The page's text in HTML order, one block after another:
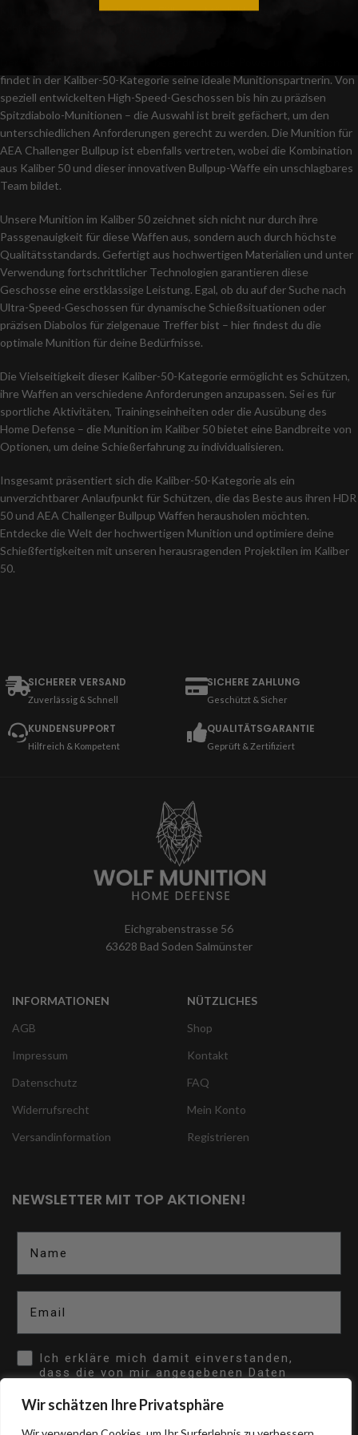
Wir schätzen Ihre Privatsphäre
Munitionskategorie bietet eine Fülle von Möglichkeiten, um deine
findet in der Kaliber-50-Kategorie seine ideale Munitionspartnerin. Von
speziell entwickelten High-Speed-Geschossen bis hin zu präzisen
Spitzdiabolo-Munitionen – die Auswahl ist breit gefächert, um den
unterschiedlichen Anforderungen gerecht zu werden. Die Munition für
AEA Challenger Bullpup ist ebenfalls vertreten, wobei die Kombination
aus Kaliber 50 und dieser innovativen Bullpup-Waffe ein unschlagbares
Team bildet.
Unsere Munition im Kaliber 50 zeichnet sich nicht nur durch ihre
Passgenauigkeit für diese Waffen aus, sondern auch durch höchste
Qualitätsstandards. Gefertigt aus hochwertigen Materialien und unter
Verwendung fortschrittlicher Technologien garantieren diese
Geschosse eine erstklassige Leistung. Egal, ob du auf der Suche nach
Ultra-Speed-Geschossen für dynamische Schießsituationen oder
präzisen Diabolos für zielgenaue Treffer bist – hier findest du die
optimale Munition für deine Bedürfnisse.
Die Vielseitigkeit dieser Kaliber-50-Kategorie ermöglicht es Schützen,
ihre Waffen an verschiedene Anforderungen anzupassen. Sei es für
sportliche Aktivitäten, Trainingseinheiten oder die Ausübung des
Home Defense – die Munition im Kaliber 50 bietet eine Bandbreite von
Optionen, um deine Schießerfahrung zu individualisieren.
Insgesamt präsentiert sich die Kaliber-50-Kategorie als ein
unverzichtbarer Anlaufpunkt für Schützen, die das Beste aus ihren HDR
50 und AEA Challenger Bullpup Waffen herausholen möchten.
Entdecke die Welt der hochwertigen Munition und optimiere deine
Schießfertigkeiten mit unseren herausragenden Projektilen im Kaliber
50.
SICHERER VERSAND
Zuverlässig & Schnell
SICHERE ZAHLUNG
Geschützt & Sicher
KUNDENSUPPORT
Hilfreich & Kompetent
QUALITÄTSGARANTIE
Geprüft & Zertifiziert
Eichgrabenstrasse 56
63628 Bad Soden Salmünster
INFORMATIONEN
AGB
Impressum
Datenschutz
Widerrufsrecht
Versandinformation
NÜTZLICHES
Shop
Kontakt
FAQ
Mein Konto
Registrieren
NEWSLETTER MIT TOP AKTIONEN!
Opt InIch erkläre mich damit einverstanden,
dass die von mir angegebenen Daten
verarbeitet werden.